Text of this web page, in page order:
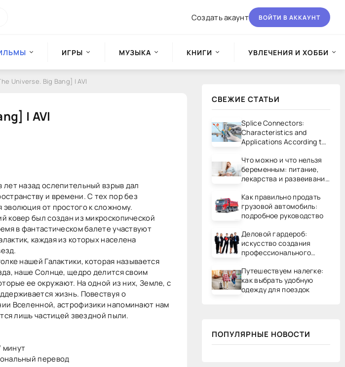
Создать акаунт ВОЙТИ В АККАУНТ
ИГРЫ МУЗЫКА КНИГИ УВЛЕЧЕНИЯ И ХОББИ
Universe. Big Bang] | AVI
| AVI
назад ослепительный взрыв дал
и времени. С тех пор без
эволюция от простого к сложному.
ковер был создан из микроскопической
в фантастическом балете участвуют
каждая из которых населена
нашей Галактики, которая называется
наше Солнце, щедро делится своим
ее окружают. На одной из них, Земле, с
жизнь. Повествуя о
Вселенной, астрофизики напоминают нам
лишь частицей звездной пыли.
минут
перевод
СВЕЖИЕ СТАТЬИ
Splice Connectors:
Characteristics and
Applications According to
Что можно и что нельзя
беременным: питание,
лекарства и развеивание
Как правильно продать
грузовой автомобиль:
подробное руководство
Деловой гардероб:
искусство создания
профессионального
Путешествуем налегке:
как выбрать удобную
одежду для поездок
ПОПУЛЯРНЫЕ НОВОСТИ